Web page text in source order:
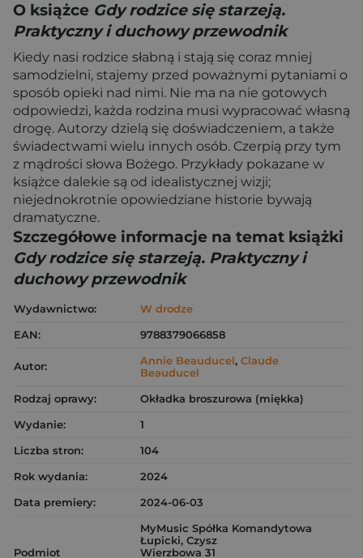
O książce Gdy rodzice się starzeją.
Praktyczny i duchowy przewodnik
Kiedy nasi rodzice słabną i stają się coraz mniej
samodzielni, stajemy przed poważnymi pytaniami o
sposób opieki nad nimi. Nie ma na nie gotowych
odpowiedzi, każda rodzina musi wypracować własną
drogę. Autorzy dzielą się doświadczeniem, a także
świadectwami wielu innych osób. Czerpią przy tym
z mądrości słowa Bożego. Przykłady pokazane w
książce dalekie są od idealistycznej wizji;
niejednokrotnie opowiedziane historie bywają
dramatyczne.
Szczegółowe informacje na temat książki
Gdy rodzice się starzeją. Praktyczny i
duchowy przewodnik
Wydawnictwo:
W drodze
EAN:
9788379066858
Autor: Annie Beauducel, Claude
Beauducel
Rodzaj oprawy:
Okładka broszurowa (miękka)
Wydanie:
1
Liczba stron:
104
Rok wydania:
2024
Data premiery:
2024-06-03
Podmiot
MyMusic Spółka Komandytowa
Łupicki, Czysz
Wierzbowa 31